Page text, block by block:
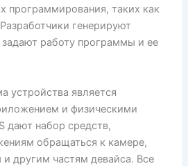
программирования, таких как
генерируют
работу программы и ее
устройства является
и физическими
дают набор средств,
обращаться к камере,
другим частям девайса. Все